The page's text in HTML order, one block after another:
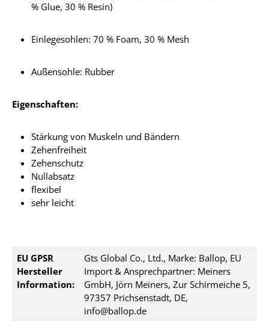
% Glue, 30 % Resin)
Einlegesohlen: 70 % Foam, 30 % Mesh
Außensohle: Rubber
Eigenschaften:
Stärkung von Muskeln und Bändern
Zehenfreiheit
Zehenschutz
Nullabsatz
flexibel
sehr leicht
EU GPSR
Hersteller
Information:
Gts Global Co., Ltd., Marke: Ballop, EU
Import & Ansprechpartner: Meiners
GmbH, Jörn Meiners, Zur Schirmeiche 5,
97357 Prichsenstadt, DE,
info@ballop.de